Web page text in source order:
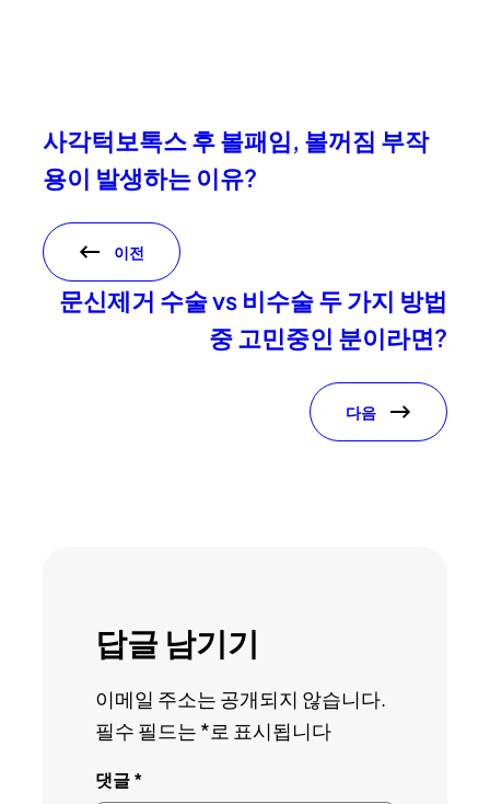
사각턱보톡스 후 볼패임, 볼꺼짐 부작
용이 발생하는 이유?
이전
문신제거 수술 vs 비수술 두 가지 방법
중 고민중인 분이라면?
다음
답글 남기기
이메일 주소는 공개되지 않습니다.
필수 필드는 *로 표시됩니다
댓글*